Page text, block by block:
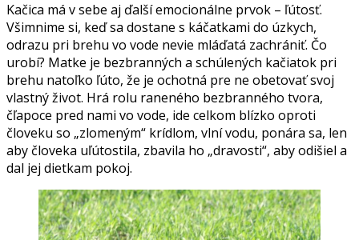
Kačica má v sebe aj ďalší emocionálne prvok – ľútosť.
Všimnime si, keď sa dostane s káčatkami do úzkych,
odrazu pri brehu vo vode nevie mláďatá zachrániť. Čo
urobí? Matke je bezbranných a schúlených kačiatok pri
brehu natoľko ľúto, že je ochotná pre ne obetovať svoj
vlastný život. Hrá rolu raneného bezbranného tvora,
čľapoce pred nami vo vode, ide celkom blízko oproti
človeku so „zlomeným“ krídlom, vlní vodu, ponára sa, len
aby človeka uľútostila, zbavila ho „dravosti“, aby odišiel a
dal jej dietkam pokoj.